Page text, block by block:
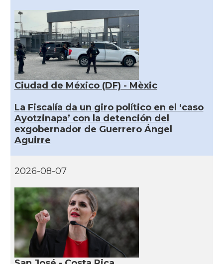
Ciudad de México (DF) - Mèxic
La Fiscalía da un giro político en el ‘caso
Ayotzinapa’ con la detención del
exgobernador de Guerrero Ángel
Aguirre
2026-08-07